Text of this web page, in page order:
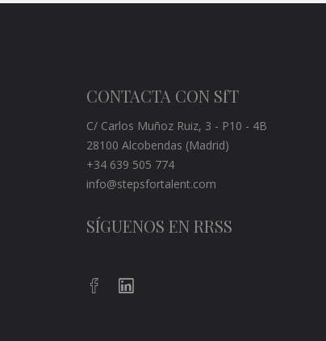
CONTACTA CON SfT
C/ Carlos Muñoz Ruiz, 3 - P10 - 4B
28100 Alcobendas (Madrid)
+34 639 505 774
info@stepsfortalent.com
SÍGUENOS EN RRSS